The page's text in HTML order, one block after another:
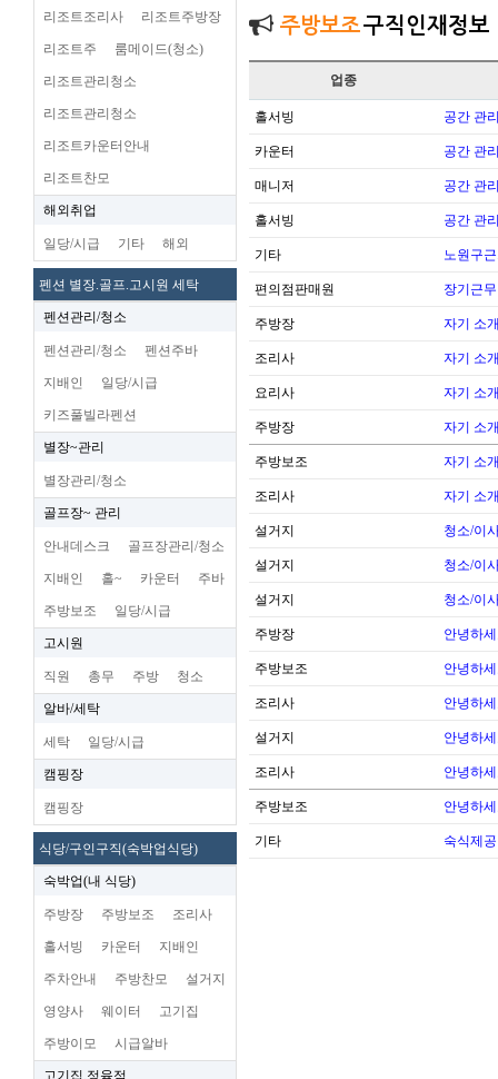
리조트조리사 리조트주방장
리조트주 룸메이드(청소)
리조트관리청소
리조트관리청소
리조트카운터안내
리조트찬모
해외취업
일당/시급 기타 해외
펜션 별장.골프.고시원 세탁
펜션관리/청소
펜션관리/청소 펜션주바
지배인 일당/시급
키즈풀빌라펜션
별장~관리
별장관리/청소
골프장~ 관리
안내데스크 골프장관리/청소
지배인 홀~ 카운터 주바
주방보조 일당/시급
고시원
직원 총무 주방 청소
알바/세탁
세탁 일당/시급
캠핑장
캠핑장
식당/구인구직(숙박업식당)
숙박업(내 식당)
주방장 주방보조 조리사
홀서빙 카운터 지배인
주차안내 주방찬모 설거지
영양사 웨이터 고기집
주방이모 시급알바
고기집,정육점
주방보조구직인재정보
업종
홀서빙 공간 관
카운터 공간 관
매니저 공간 관
홀서빙 공간 관
기타 노원구
편의점판매원 장기근
주방장 자기 소
조리사 자기 소
요리사 자기 소
주방장 자기 소
주방보조 자기 소
조리사 자기 소
설거지 청소/이
설거지 청소/이
설거지 청소/이
주방장 안녕하
주방보조 안녕하
조리사 안녕하
설거지 안녕하
조리사 안녕하
주방보조 안녕하
기타 숙식제